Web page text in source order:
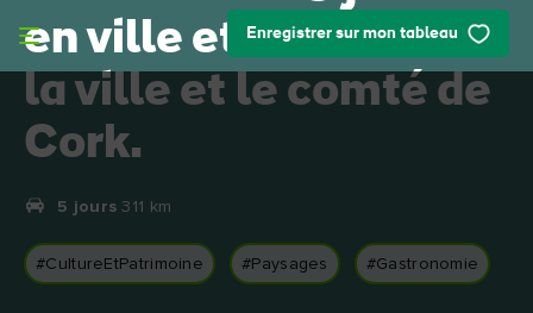
Enregistrer sur mon tableau
en ville et sur la côte :
la ville et le comté de
Cork.
5 jours 311 km
#CultureEtPatrimoine #Paysages #Gastronomie